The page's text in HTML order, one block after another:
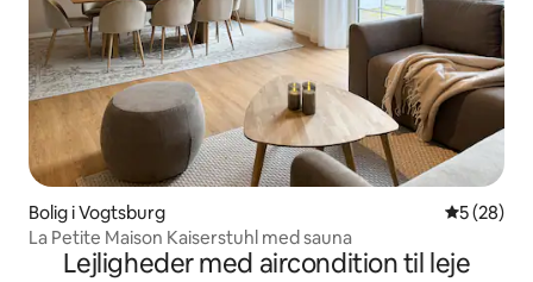
Bolig i Vogtsburg 5 ud af 5 i
5 (28)
La Petite Maison Kaiserstuhl med sauna
Lejligheder med aircondition til leje